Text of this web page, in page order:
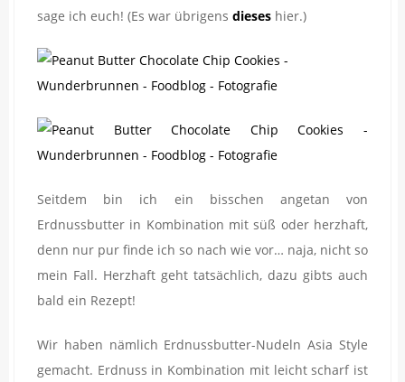
sage ich euch! (Es war übrigens dieses hier.)
Seitdem bin ich ein bisschen angetan von
Erdnussbutter in Kombination mit süß oder herzhaft,
denn nur pur finde ich so nach wie vor… naja, nicht so
mein Fall. Herzhaft geht tatsächlich, dazu gibts auch
bald ein Rezept!
Wir haben nämlich Erdnussbutter-Nudeln Asia Style
gemacht. Erdnuss in Kombination mit leicht scharf ist